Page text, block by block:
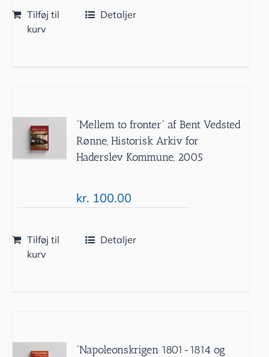
Tilføj til
kurv
Detaljer
”Mellem to fronter” af Bent Vedsted
Rønne, Historisk Arkiv for
Haderslev Kommune, 2005
kr. 100.00
Tilføj til
kurv
Detaljer
”Napoleonskrigen 1801-1814 og